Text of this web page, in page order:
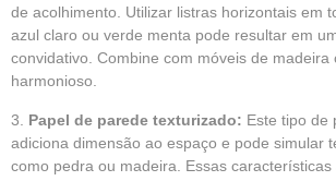
de acolhimento. Utilizar listras horizontais em
azul claro ou verde menta pode resultar em
convidativo. Combine com móveis de madeira
harmonioso.
3. Papel de parede texturizado: Este tipo de
adiciona dimensão ao espaço e pode simular
como pedra ou madeira. Essas